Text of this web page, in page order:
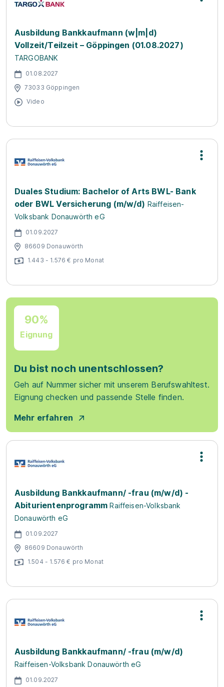
Ausbildung Bankkaufmann (w|m|d)
Vollzeit/Teilzeit – Göppingen (01.08.2027)
TARGOBANK
01.08.2027
73033 Göppingen
Video
Duales Studium: Bachelor of Arts BWL- Bank
oder BWL Versicherung (m/w/d) Raiffeisen-
Volksbank Donauwörth eG
01.09.2027
86609 Donauwörth
1.443 - 1.576 € pro Monat
90%
Eignung
Du bist noch unentschlossen?
Geh auf Nummer sicher mit unserem Berufswahltest.
Eignung checken und passende Stelle finden.
Mehr erfahren
Ausbildung Bankkaufmann/ -frau (m/w/d) -
Abiturientenprogramm Raiffeisen-Volksbank
Donauwörth eG
01.09.2027
86609 Donauwörth
1.504 - 1.576 € pro Monat
Ausbildung Bankkaufmann/ -frau (m/w/d)
Raiffeisen-Volksbank Donauwörth eG
01.09.2027